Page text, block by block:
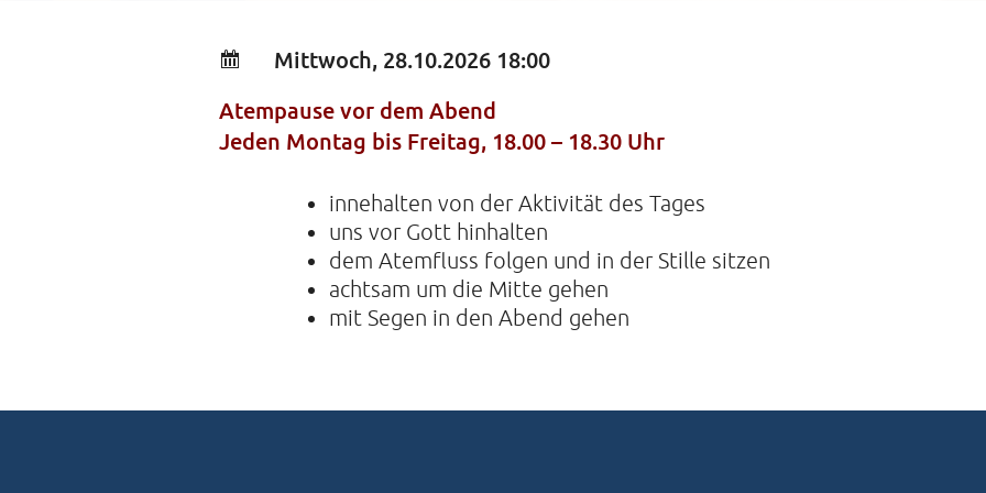
Mittwoch, 28.10.2026 18:00
Atempause vor dem Abend
Jeden Montag bis Freitag, 18.00 – 18.30 Uhr
innehalten von der Aktivität des Tages
uns vor Gott hinhalten
dem Atemfluss folgen und in der Stille sitzen
achtsam um die Mitte gehen
mit Segen in den Abend gehen